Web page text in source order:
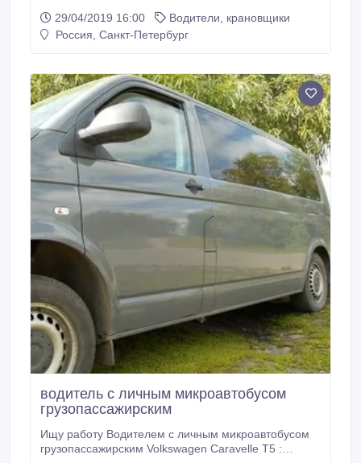
пополнением парка, нам нужны водители.
Требования: -водительские права категории "d".
29/04/2019 16:00
Водители, крановщики
Россия, Санкт-Петербург
водитель с личным микроавтобусом
грузопассажирским
Ищу работу Водителем с личным микроавтобусом
грузопассажирским Volkswagen Caravelle Т5 :